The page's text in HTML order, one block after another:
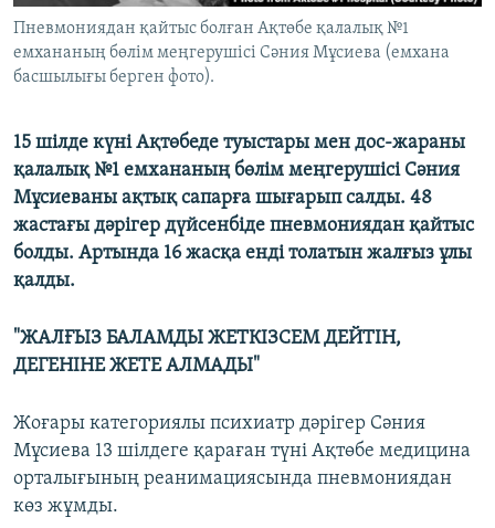
Пневмониядан қайтыс болған Ақтөбе қалалық №1
емхананың бөлім меңгерушісі Сәния Мұсиева (емхана
басшылығы берген фото).
15 шілде күні Ақтөбеде туыстары мен дос-жараны
қалалық №1 емхананың бөлім меңгерушісі Сәния
Мұсиеваны ақтық сапарға шығарып салды. 48
жастағы дәрігер дүйсенбіде пневмониядан қайтыс
болды. Артында 16 жасқа енді толатын жалғыз ұлы
қалды.
"ЖАЛҒЫЗ БАЛАМДЫ ЖЕТКІЗСЕМ ДЕЙТІН,
ДЕГЕНІНЕ ЖЕТЕ АЛМАДЫ"
Жоғары категориялы психиатр дәрігер Сәния
Мұсиева 13 шілдеге қараған түні Ақтөбе медицина
орталығының реанимациясында пневмониядан
көз жұмды.